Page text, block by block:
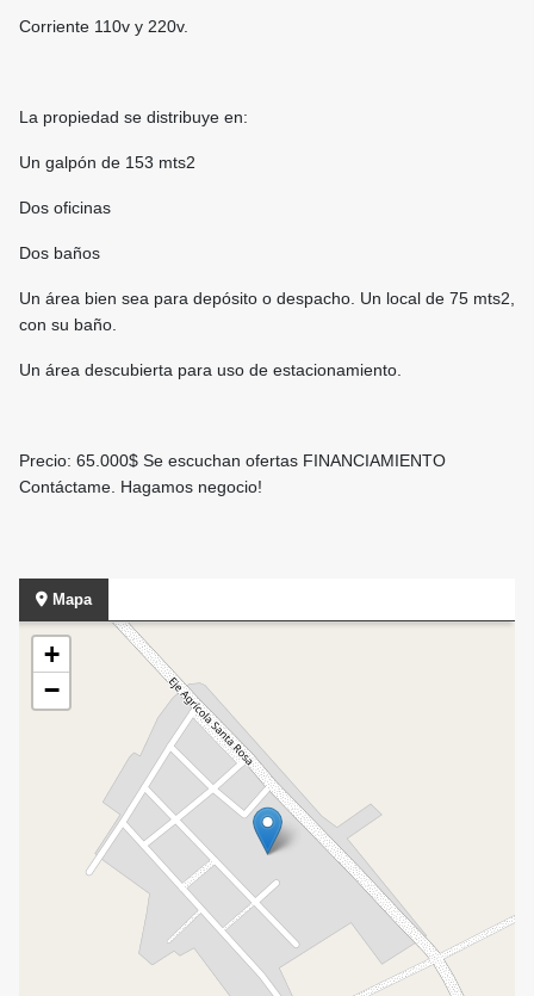
Corriente 110v y 220v.
La propiedad se distribuye en:
Un galpón de 153 mts2
Dos oficinas
Dos baños
Un área bien sea para depósito o despacho. Un local de 75 mts2,
con su baño.
Un área descubierta para uso de estacionamiento.
Precio: 65.000$ Se escuchan ofertas FINANCIAMIENTO
Contáctame. Hagamos negocio!
Mapa
+
−